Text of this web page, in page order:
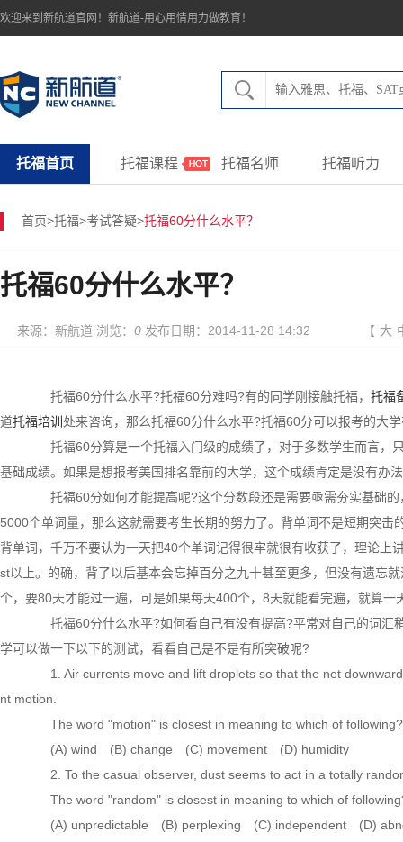
欢迎来到新航道官网！新航道-用心用情用力做教育！
托福首页 托福课程 托福名师 托福听力
首页>托福>考试答疑>托福60分什么水平？
托福60分什么水平？
来源：新航道 浏览： 0 发布日期：2014-11-28 14:32 【 大
托福60分什么水平?托福60分难吗?有的同学刚接触托福， 托福
道托福培训 处来咨询，那么托福60分什么水平?托福60分可以报考的大
托福60分算是一个托福入门级的成绩了，对于多数学生而言，
基础成绩。如果是想报考美国排名靠前的大学，这个成绩肯定是没有办
托福60分如何才能提高呢?这个分数段还是需要亟需夯实基础的
5000个单词量，那么这就需要考生长期的努力了。背单词不是短期突
背单词，千万不要认为一天把40个单词记得很牢就很有收获了，理论
st以上。的确，背了以后基本会忘掉百分之九十甚至更多，但没有遗忘
个，要80天才能过一遍，可是如果每天400个，8天就能看完遍，就算
托福60分什么水平?如何看自己有没有提高?平常对自己的词汇
学可以做一下以下的测试，看看自己是不是有所突破呢?
1. Air currents move and lift droplets so that the net
nt motion.
The word "motion" is closest in meaning to which of following?
(A) wind (B) change (C) movement (D) humidity
2. To the casual observer, dust seems to act in a totally
The word "random" is closest in meaning to which of
(A) unpredictable (B) perplexing (C) independent (D)